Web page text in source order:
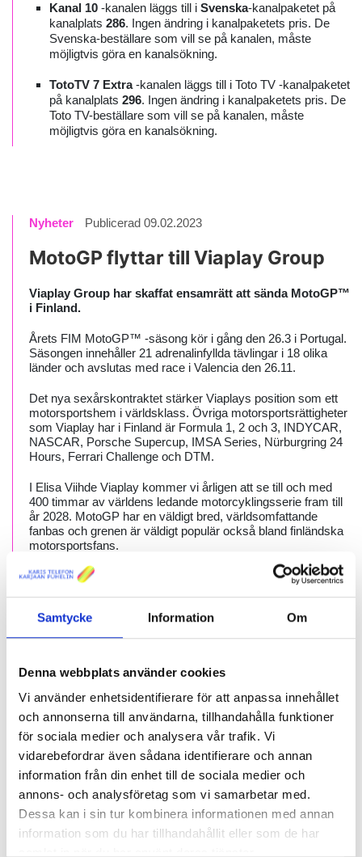
Samtycke Information Om
Denna webbplats använder cookies
Vi använder enhetsidentifierare för att anpassa innehållet
och annonserna till användarna, tillhandahålla funktioner
för sociala medier och analysera vår trafik. Vi
vidarebefordrar även sådana identifierare och annan
information från din enhet till de sociala medier och
annons- och analysföretag som vi samarbetar med.
Dessa kan i sin tur kombinera informationen med annan
information som du har tillhandahållit eller som de har
Kanal 10 -kanalen läggs till i Svenska-kanalpaketet på
kanalplats 286. Ingen ändring i kanalpaketets pris. De
Svenska-beställare som vill se på kanalen, måste
möjligtvis göra en kanalsökning.
TotoTV 7 Extra-kanalen läggs till i Toto TV -kanalpaketet
på kanalplats 296. Ingen ändring i kanalpaketets pris. De
Toto TV-beställare som vill se på kanalen, måste
möjligtvis göra en kanalsökning.
Nyheter Publicerad 09.02.2023
MotoGP flyttar till Viaplay Group
Viaplay Group har skaffat ensamrätt att sända MotoGP™
i Finland.
Årets FIM MotoGP™ -säsong kör i gång den 26.3 i Portugal.
Säsongen innehåller 21 adrenalinfyllda tävlingar i 18 olika
länder och avslutas med race i Valencia den 26.11.
Det nya sexårskontraktet stärker Viaplays position som ett
motorsportshem i världsklass. Övriga motorsportsrättigheter
som Viaplay har i Finland är Formula 1, 2 och 3, INDYCAR,
NASCAR, Porsche Supercup, IMSA Series, Nürburgring 24
Hours, Ferrari Challenge och DTM.
I Elisa Viihde Viaplay kommer vi årligen att se till och med
400 timmar av världens ledande motorcyklingsserie fram till
år 2028. MotoGP har en väldigt bred, världsomfattande
fanbas och grenen är väldigt populär också bland finländska
motorsportsfans.
Läs Viaplays pressmeddelande (på finska)
Nyheter Publicerad 08.02.2023
F-Secures tjänster förnyas 15.2
Istället för att användaren ska behöva ha
olika appar, kommeralla funktioner att
kombineras i en app.
Detta
innebä
r att